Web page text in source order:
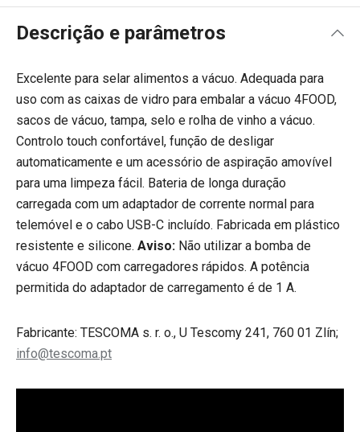
Descrição e parâmetros
Excelente para selar alimentos a vácuo. Adequada para
uso com as caixas de vidro para embalar a vácuo 4FOOD,
sacos de vácuo, tampa, selo e rolha de vinho a vácuo.
Controlo touch confortável, função de desligar
automaticamente e um acessório de aspiração amovível
para uma limpeza fácil. Bateria de longa duração
carregada com um adaptador de corrente normal para
telemóvel e o cabo USB-C incluído. Fabricada em plástico
resistente e silicone. Aviso: Não utilizar a bomba de
vácuo 4FOOD com carregadores rápidos. A potência
permitida do adaptador de carregamento é de 1 A.
Fabricante: TESCOMA s. r. o., U Tescomy 241, 760 01 Zlín;
info@tescoma.pt